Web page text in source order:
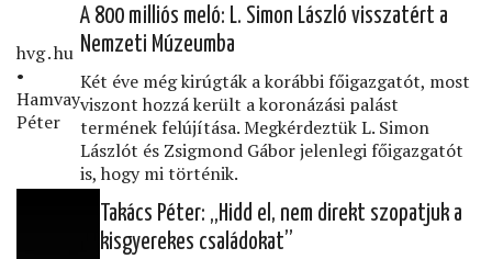
hvg․hu
•
Hamvay
Péter
A 800 milliós meló: L. Simon László visszatért a
Nemzeti Múzeumba
Két éve még kirúgták a korábbi főigazgatót, most
viszont hozzá került a koronázási palást
termének felújítása. Megkérdeztük L. Simon
Lászlót és Zsigmond Gábor jelenlegi főigazgatót
is, hogy mi történik.
Takács Péter: „Hidd el, nem direkt szopatjuk a
kisgyerekes családokat”